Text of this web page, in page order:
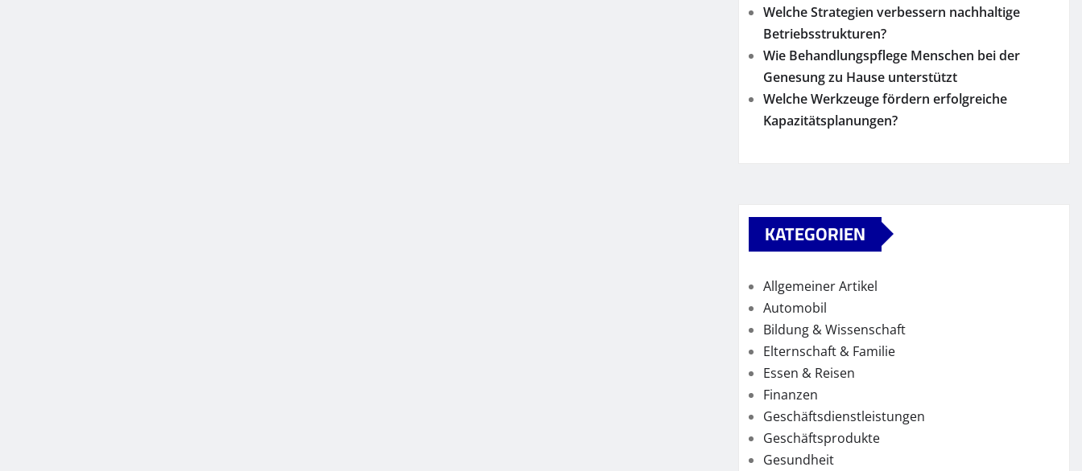
Welche Strategien verbessern nachhaltige
Betriebsstrukturen?
Wie Behandlungspflege Menschen bei der
Genesung zu Hause unterstützt
Welche Werkzeuge fördern erfolgreiche
Kapazitätsplanungen?
KATEGORIEN
Allgemeiner Artikel
Automobil
Bildung & Wissenschaft
Elternschaft & Familie
Essen & Reisen
Finanzen
Geschäftsdienstleistungen
Geschäftsprodukte
Gesundheit